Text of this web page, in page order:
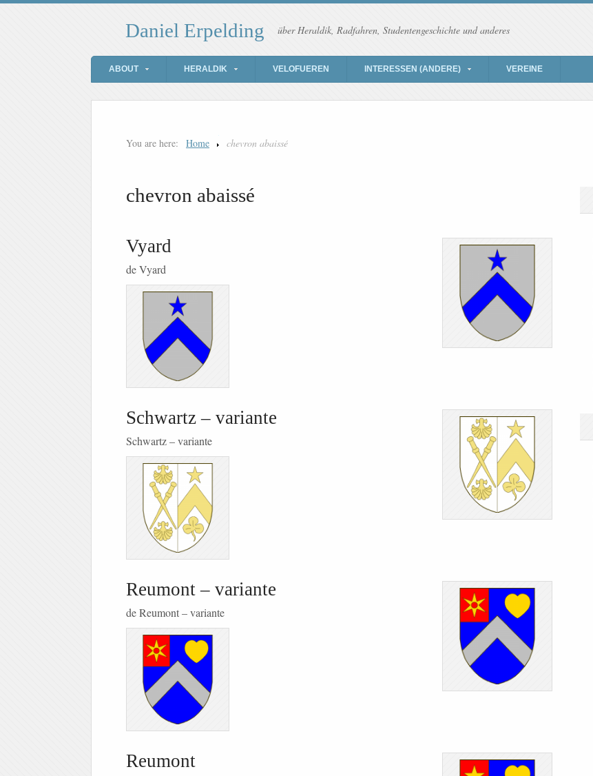
Daniel Erpelding über Heraldik, Radfahren, Studentengeschichte und anderes
ABOUT HERALDIK VELOFUEREN INTERESSEN (ANDERE) VEREINE
You are here: Home chevron abaissé
chevron abaissé
Vyard
de Vyard
Schwartz – variante
Schwartz – variante
Reumont – variante
de Reumont – variante
Reumont